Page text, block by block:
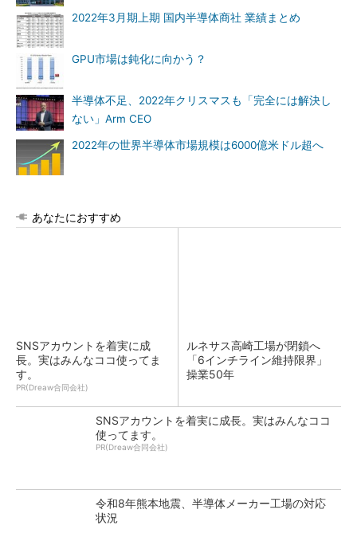
2022年3月期上期 国内半導体商社 業績まとめ
GPU市場は鈍化に向かう？
半導体不足、2022年クリスマスも「完全には解決し
ない」Arm CEO
2022年の世界半導体市場規模は6000億米ドル超へ
あなたにおすすめ
SNSアカウントを着実に成
長。実はみんなココ使ってま
す。
PR(Dreaw合同会社)
ルネサス高崎工場が閉鎖へ
「6インチライン維持限界」
操業50年
SNSアカウントを着実に成長。実はみんなココ
使ってます。
PR(Dreaw合同会社)
令和8年熊本地震、半導体メーカー工場の対応
状況